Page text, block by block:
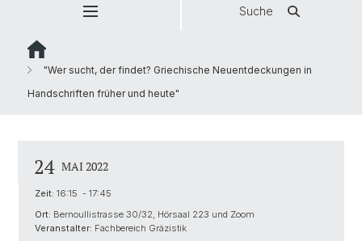
Suche
"Wer sucht, der findet? Griechische Neuentdeckungen in
Handschriften früher und heute"
24 MAI 2022
Zeit: 16:15 - 17:45
Ort: Bernoullistrasse 30/32, Hörsaal 223 und Zoom
Veranstalter: Fachbereich Gräzistik